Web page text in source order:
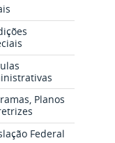
Planos
Federal